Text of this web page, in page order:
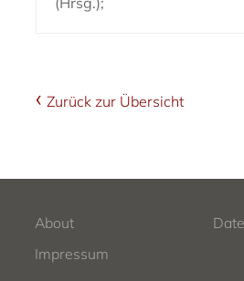
Zurück zur Übersicht
About
Impressum